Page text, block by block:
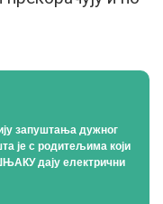
запуштања дужног
је с родитељима који
дају електрични